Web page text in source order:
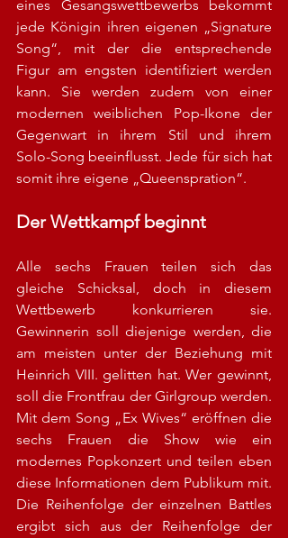
eines Gesangswettbewerbs bekommt
jede Königin ihren eigenen „Signature
Song“, mit der die entsprechende
Figur am engsten identifiziert werden
kann. Sie werden zudem von einer
modernen weiblichen Pop-Ikone der
Gegenwart in ihrem Stil und ihrem
Solo-Song beeinflusst. Jede für sich hat
somit ihre eigene „Queenspration“.
Der Wettkampf beginnt
Alle sechs Frauen teilen sich das
gleiche Schicksal, doch in diesem
Wettbewerb konkurrieren sie.
Gewinnerin soll diejenige werden, die
am meisten unter der Beziehung mit
Heinrich VIII. gelitten hat. Wer gewinnt,
soll die Frontfrau der Girlgroup werden.
Mit dem Song „Ex Wives“ eröffnen die
sechs Frauen die Show wie ein
modernes Popkonzert und teilen eben
diese Informationen dem Publikum mit.
Die Reihenfolge der einzelnen Battles
ergibt sich aus der Reihenfolge der